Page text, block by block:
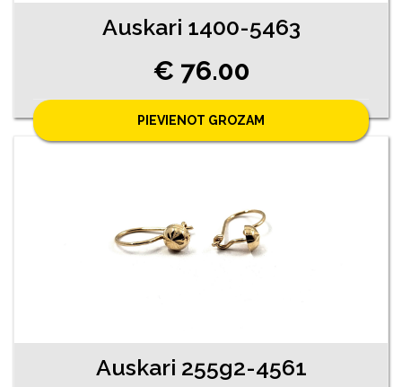
Auskari 1400-5463
€ 76.00
PIEVIENOT GROZAM
Auskari 255g2-4561